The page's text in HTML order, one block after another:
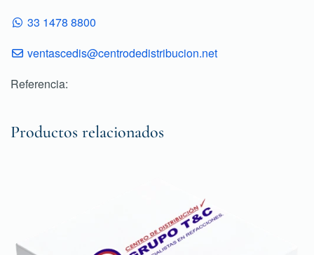
33 1478 8800
ventascedis@centrodedistribucion.net
Referencia:
Productos relacionados